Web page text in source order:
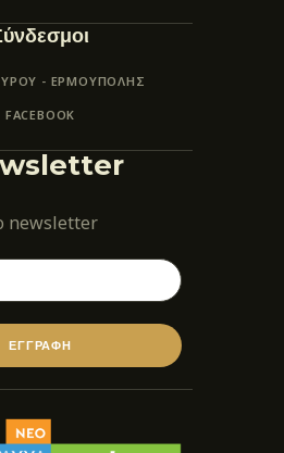
- ΕΡΜΟΎΠΟΛΗΣ
FACEBOOK
newsletter
ΕΓΓΡΑΦΗ